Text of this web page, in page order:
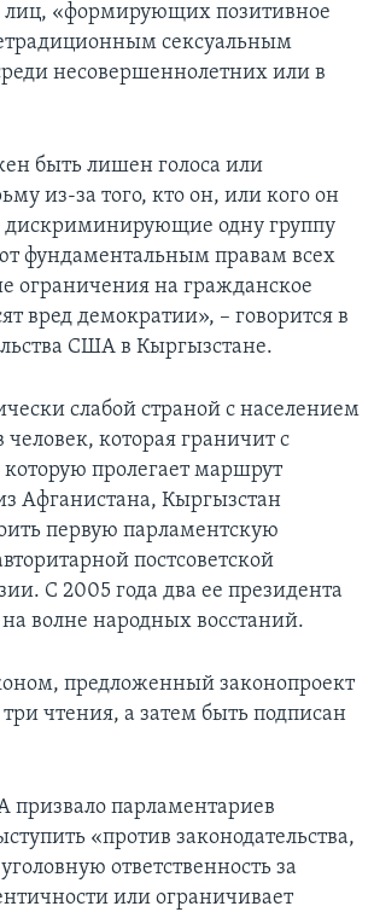
лиц, «формирующих позитивное
сексуальным
несовершеннолетних или в
быть лишен голоса или
из-за того, кто он, или кого он
одну группу
фундаментальным правам всех
ограничения на гражданское
вред демократии», – говорится в
США в Кыргызстане.
слабой страной с населением
которая граничит с
пролегает маршрут
Афганистана, Кыргызстан
первую парламентскую
постсоветской
С 2005 года два ее президента
волне народных восстаний.
предложенный законопроект
чтения, а затем быть подписан
призвало парламентариев
«против законодательства,
ответственность за
или ограничивает